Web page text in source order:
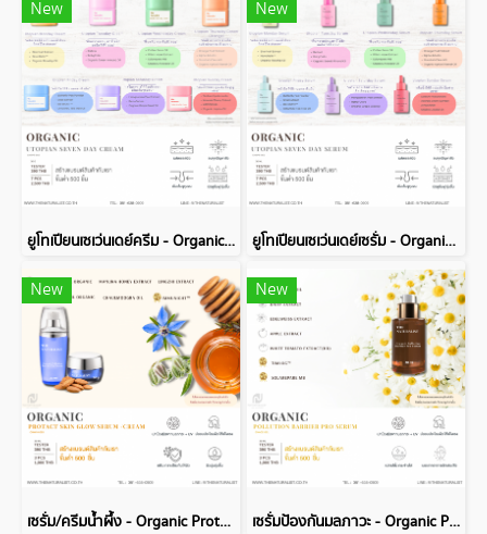
New
ยูโทเปียนเซเว่นเดย์ครีม - Organic Utopian Seven Day Cream
New
ยูโทเปียนเซเว่นเดย์เซรั่ม - Organic Utopian Seven Day Serum
New
เซรั่ม/ครีมน้ำผึ้ง - Organic Protact Skin Glow Serum/Cream
New
เซรั่มป้องกันมลภาวะ - Organic Pollution Barrier Pro Serum